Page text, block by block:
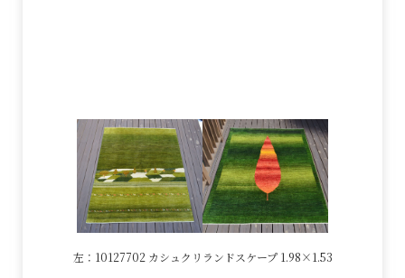
左：10127702 カシュクリランドスケープ 1.98×1.53